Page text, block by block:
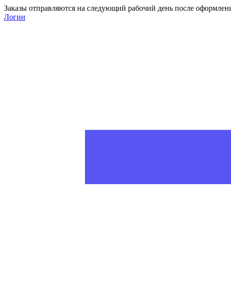
Заказы отправляются на следующий рабочий день после
Логин